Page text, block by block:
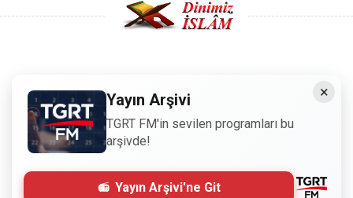
Sitemizdeki bilgiler, bütün insanların istifadesi için
hazırlanmıştır. Orijinaline sadık kalmak şartıyla, izin
almaya gerek kalmadan, herkes istediği gibi alıp istifade
edebilir.
×
Yayın Arşivi
TGRT FM'in sevilen programları bu
arşivde!
Yayın Arşivi'ne Git